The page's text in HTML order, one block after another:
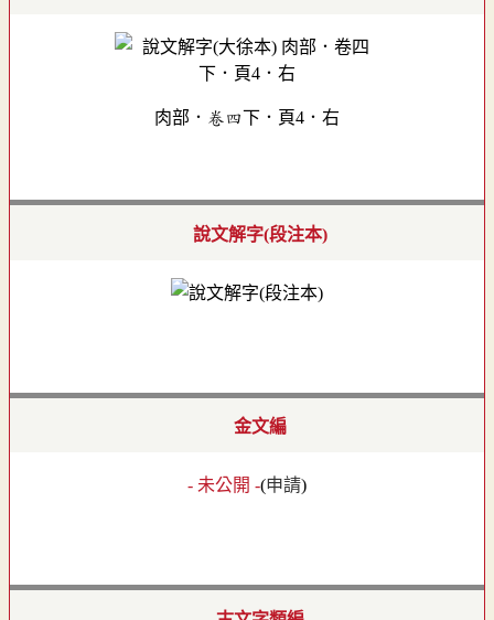
肉部．卷四下．頁4．右
說文解字(段注本)
金文編
- 未公開 -(申請)